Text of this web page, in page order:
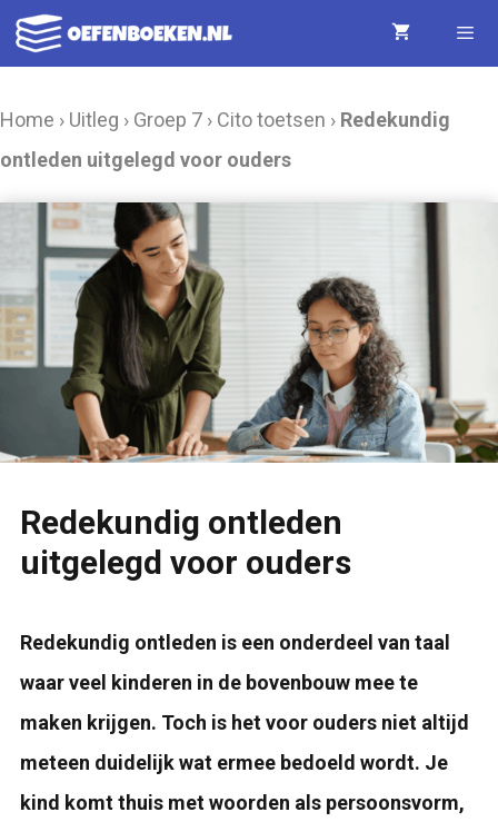
Ga
naar
Home › Uitleg › Groep 7 › Cito toetsen › Redekundig
ontleden uitgelegd voor ouders
Redekundig ontleden
uitgelegd voor ouders
Redekundig ontleden is een onderdeel van taal
waar veel kinderen in de bovenbouw mee te
maken krijgen. Toch is het voor ouders niet altijd
meteen duidelijk wat ermee bedoeld wordt. Je
kind komt thuis met woorden als persoonsvorm,